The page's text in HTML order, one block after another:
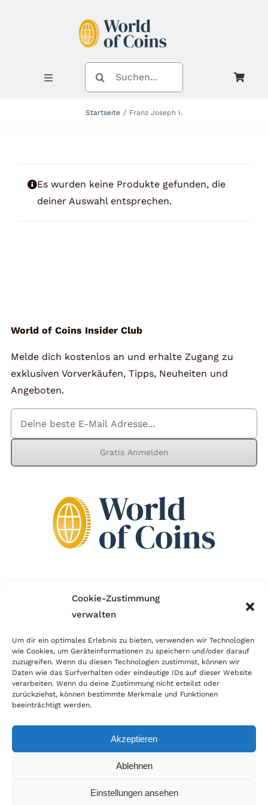
Cookie-Zustimmung
verwalten
Um dir ein optimales Erlebnis zu bieten, verwenden wir Technologien
wie Cookies, um Geräteinformationen zu speichern und/oder darauf
zuzugreifen. Wenn du diesen Technologien zustimmst, können wir
Daten wie das Surfverhalten oder eindeutige IDs auf dieser Website
verarbeiten. Wenn du deine Zustimmung nicht erteilst oder
zurückziehst, können bestimmte Merkmale und Funktionen
beeinträchtigt werden.
Akzeptieren
Ablehnen
Einstellungen ansehen
Toggle
Navigation
Kontakt
Mein Konto
Warenkorb
SUCHE
NACH:
Startseite Franz Joseph I.
Es wurden keine Produkte gefunden, die
deiner Auswahl entsprechen.
World of Coins Insider Club
Melde dich kostenlos an und erhalte Zugang zu
exklusiven Vorverkäufen, Tipps, Neuheiten und
Angeboten.
Gratis Anmelden
Wir sind Mitglied im Händlerbund!
erfolgreichen E-Commerce ein. Auch wir sind wie
viele Onlineshops im Netz Mitglied im Händlerbund
und unterstützen fairen Onlinehandel.
© Copyright 2026 | World of Coins |Impressum|Datenschutz|Cookie
|Zahlung & Versand